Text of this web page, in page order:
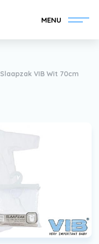
MENU
Vind uw VIB®-Dealer
VIB®-Dealer worden
Slaapzak VIB Wit 70cm